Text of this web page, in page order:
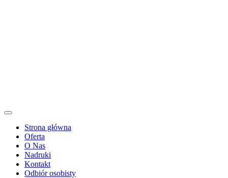
Strona główna
Oferta
O Nas
Nadruki
Kontakt
Odbiór osobisty